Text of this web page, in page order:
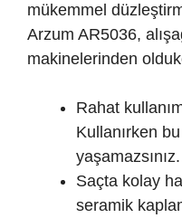
mükemmel
Arzum AR5036,
makinelerinden
Rahat
Kullanırken
yaşamazsınız.
Saçta kolay
seramik